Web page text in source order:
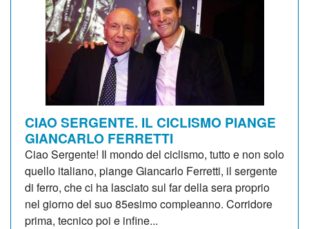
CIAO SERGENTE. IL CICLISMO PIANGE
GIANCARLO FERRETTI
Ciao Sergente! Il mondo del ciclismo, tutto e non solo
quello italiano, piange Giancarlo Ferretti, il sergente
di ferro, che ci ha lasciato sul far della sera proprio
nel giorno del suo 85esimo compleanno. Corridore
prima, tecnico poi e infine...